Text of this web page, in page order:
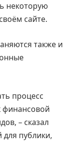
некоторую
сайте.
также и
процесс
финансовой
– сказал
публики,